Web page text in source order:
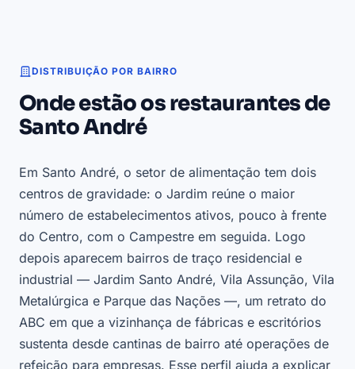
DISTRIBUIÇÃO POR BAIRRO
Onde estão os restaurantes de
Santo André
Em Santo André, o setor de alimentação tem dois
centros de gravidade: o Jardim reúne o maior
número de estabelecimentos ativos, pouco à frente
do Centro, com o Campestre em seguida. Logo
depois aparecem bairros de traço residencial e
industrial — Jardim Santo André, Vila Assunção, Vila
Metalúrgica e Parque das Nações —, um retrato do
ABC em que a vizinhança de fábricas e escritórios
sustenta desde cantinas de bairro até operações de
refeição para empresas. Esse perfil ajuda a explicar